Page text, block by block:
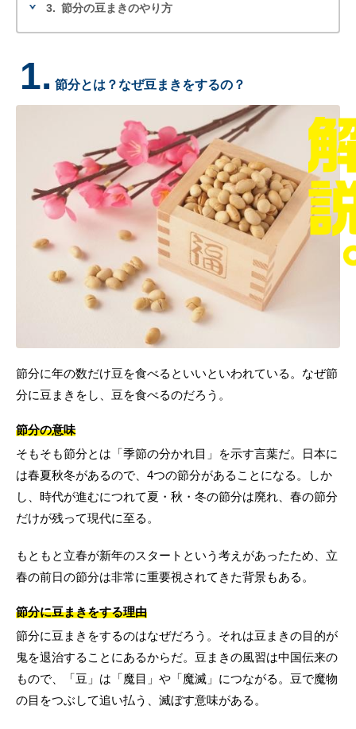
3. 節分の豆まきのやり方
1. 節分とは？なぜ豆まきをするの？
節分に年の数だけ豆を食べるといいといわれている。なぜ節
分に豆まきをし、豆を食べるのだろう。
節分の意味
そもそも節分とは「季節の分かれ目」を示す言葉だ。日本に
は春夏秋冬があるので、4つの節分があることになる。しか
し、時代が進むにつれて夏・秋・冬の節分は廃れ、春の節分
だけが残って現代に至る。
もともと立春が新年のスタートという考えがあったため、立
春の前日の節分は非常に重要視されてきた背景もある。
節分に豆まきをする理由
節分に豆まきをするのはなぜだろう。それは豆まきの目的が
鬼を退治することにあるからだ。豆まきの風習は中国伝来の
もので、「豆」は「魔目」や「魔滅」につながる。豆で魔物
の目をつぶして追い払う、滅ぼす意味がある。